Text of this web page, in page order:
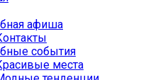
афиша
события
места